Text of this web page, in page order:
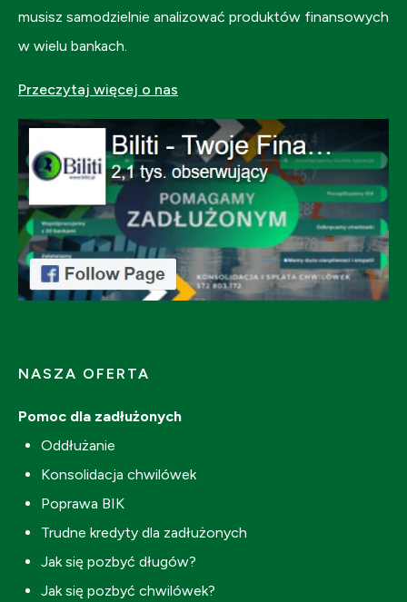
musisz samodzielnie analizować produktów finansowych
w wielu bankach.
Przeczytaj więcej o nas
NASZA OFERTA
Pomoc dla zadłużonych
Oddłużanie
Konsolidacja chwilówek
Poprawa BIK
Trudne kredyty dla zadłużonych
Jak się pozbyć długów?
Jak się pozbyć chwilówek?